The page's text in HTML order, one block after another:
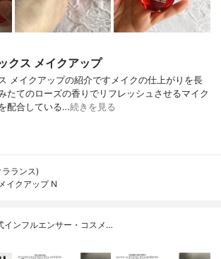
クス メイクアップ
メイクアップの紹介ですメイクの仕上がりを長
たてのローズの香りでリフレッシュさせるマイク
配合している…続きを見る
ランス)
イクアップ N
インフルエンサー・コスメ…